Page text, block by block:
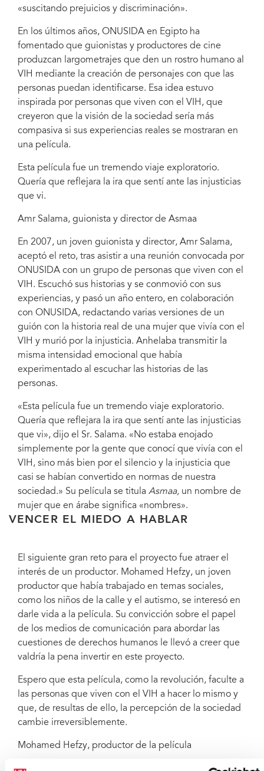
«suscitando prejuicios y discriminación».
En los últimos años, ONUSIDA en Egipto ha
fomentado que guionistas y productores de cine
produzcan largometrajes que den un rostro humano al
VIH mediante la creación de personajes con que las
personas puedan identificarse. Esa idea estuvo
inspirada por personas que viven con el VIH, que
creyeron que la visión de la sociedad sería más
compasiva si sus experiencias reales se mostraran en
una película.
Esta película fue un tremendo viaje exploratorio.
Quería que reflejara la ira que sentí ante las injusticias
que vi.
Amr Salama, guionista y director de Asmaa
En 2007, un joven guionista y director, Amr Salama,
aceptó el reto, tras asistir a una reunión convocada por
ONUSIDA con un grupo de personas que viven con el
VIH. Escuchó sus historias y se conmovió con sus
experiencias, y pasó un año entero, en colaboración
con ONUSIDA, redactando varias versiones de un
guión con la historia real de una mujer que vivía con el
VIH y murió por la injusticia. Anhelaba transmitir la
misma intensidad emocional que había
experimentado al escuchar las historias de las
personas.
«Esta película fue un tremendo viaje exploratorio.
Quería que reflejara la ira que sentí ante las injusticias
que vi», dijo el Sr. Salama. «No estaba enojado
simplemente por la gente que conocí que vivía con el
VIH, sino más bien por el silencio y la injusticia que
casi se habían convertido en normas de nuestra
sociedad.» Su película se titula Asmaa, un nombre de
mujer que en árabe significa «nombres».
VENCER EL MIEDO A HABLAR
El siguiente gran reto para el proyecto fue atraer el
interés de un productor. Mohamed Hefzy, un joven
productor que había trabajado en temas sociales,
como los niños de la calle y el autismo, se interesó en
darle vida a la película. Su convicción sobre el papel
de los medios de comunicación para abordar las
cuestiones de derechos humanos le llevó a creer que
valdría la pena invertir en este proyecto.
Espero que esta película, como la revolución, faculte a
las personas que viven con el VIH a hacer lo mismo y
que, de resultas de ello, la percepción de la sociedad
cambie irreversiblemente.
Mohamed Hefzy, productor de la película
«Es irónico que esta película, que trata de una mujer